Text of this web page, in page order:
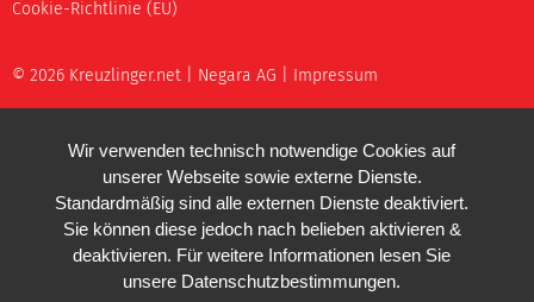
Cookie-Richtlinie (EU)
© 2026 Kreuzlinger.net | Negara AG Impressum
Wir verwenden technisch notwendige Cookies auf
unserer Webseite sowie externe Dienste.
Standardmäßig sind alle externen Dienste deaktiviert.
Sie können diese jedoch nach belieben aktivieren &
deaktivieren. Für weitere Informationen lesen Sie
unsere Datenschutzbestimmungen.